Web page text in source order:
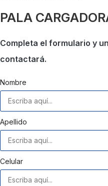
PALA
Completa el formulario y
contactará.
Nombre
Apellido
Celular